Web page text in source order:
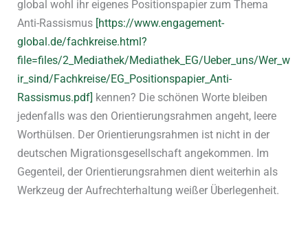
global wohl ihr eigenes Positionspapier zum Thema
Anti-Rassismus [https://www.engagement-
global.de/fachkreise.html?
file=files/2_Mediathek/Mediathek_EG/Ueber_uns/Wer_w
ir_sind/Fachkreise/EG_Positionspapier_Anti-
Rassismus.pdf] kennen? Die schönen Worte bleiben
jedenfalls was den Orientierungsrahmen angeht, leere
Worthülsen. Der Orientierungsrahmen ist nicht in der
deutschen Migrationsgesellschaft angekommen. Im
Gegenteil, der Orientierungsrahmen dient weiterhin als
Werkzeug der Aufrechterhaltung weißer Überlegenheit.